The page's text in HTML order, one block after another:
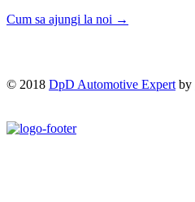
Cum sa ajungi la noi →
© 2018 DpD Automotive Expert by